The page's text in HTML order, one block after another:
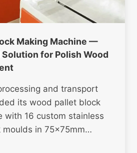
Making Machine —
for Polish Wood
and transport
its wood pallet block
with 16 custom stainless
moulds in 75×75mm…